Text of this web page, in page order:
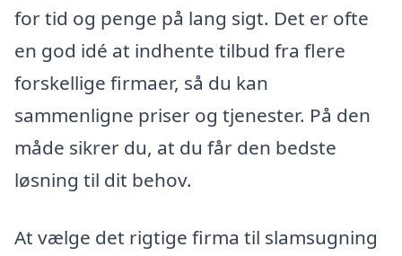
for tid og penge på lang sigt. Det er ofte
en god idé at indhente tilbud fra flere
forskellige firmaer, så du kan
sammenligne priser og tjenester. På den
måde sikrer du, at du får den bedste
løsning til dit behov.
At vælge det rigtige firma til slamsugning